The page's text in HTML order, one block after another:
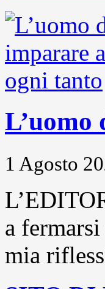
L’uomo
1 Agosto
a
mia